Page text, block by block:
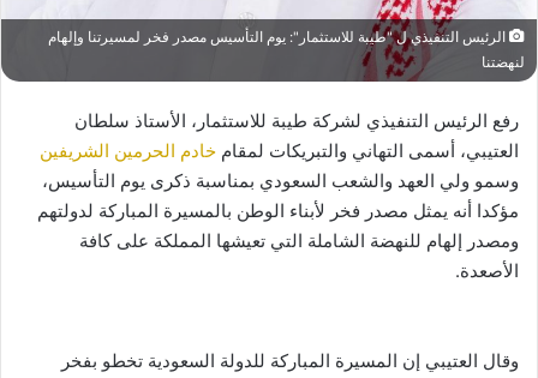
الرئيس التنفيذي ل "طيبة للاستثمار": يوم التأسيس مصدر فخر لمسيرتنا وإلهام
لنهضتنا
رفع الرئيس التنفيذي لشركة طيبة للاستثمار، الأستاذ سلطان
العتيبي، أسمى التهاني والتبريكات لمقام خادم الحرمين الشريفين
وسمو ولي العهد والشعب السعودي بمناسبة ذكرى يوم التأسيس،
مؤكدا أنه يمثل مصدر فخر لأبناء الوطن بالمسيرة المباركة لدولتهم
ومصدر إلهام للنهضة الشاملة التي تعيشها المملكة على كافة
الأصعدة.
وقال العتيبي إن المسيرة المباركة للدولة السعودية تخطو بفخر